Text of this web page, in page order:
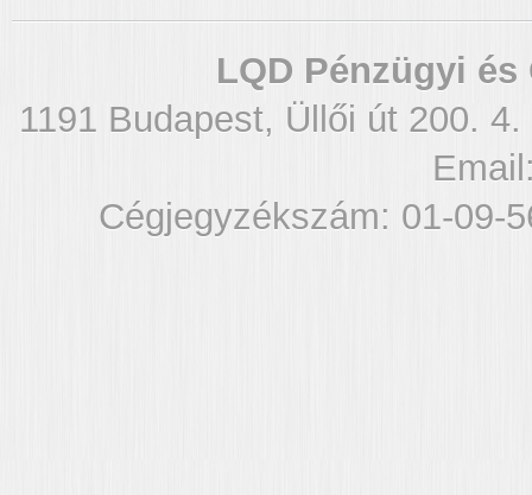
LQD Pénzügyi
1191 Budapest, Üllői út 200.
Cégjegyzékszám: 01-09-